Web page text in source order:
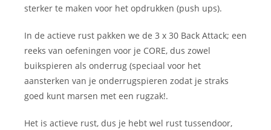
sterker te maken voor het opdrukken (push ups).
In de actieve rust pakken we de 3 x 30 Back Attack; een
reeks van oefeningen voor je CORE, dus zowel
buikspieren als onderrug (speciaal voor het
aansterken van je onderrugspieren zodat je straks
goed kunt marsen met een rugzak!.
Het is actieve rust, dus je hebt wel rust tussendoor,